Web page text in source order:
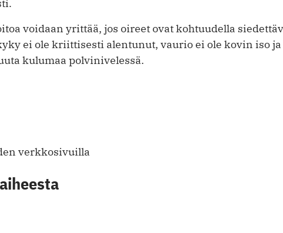
voidaan yrittää, jos oireet ovat kohtuudella
ei ole kriittisesti alentunut, vaurio ei ole kovin iso ja
kulumaa polvinivelessä.
verkkosivuilla